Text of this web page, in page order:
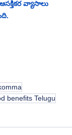
వ్యాసాలు
benefits Telugu